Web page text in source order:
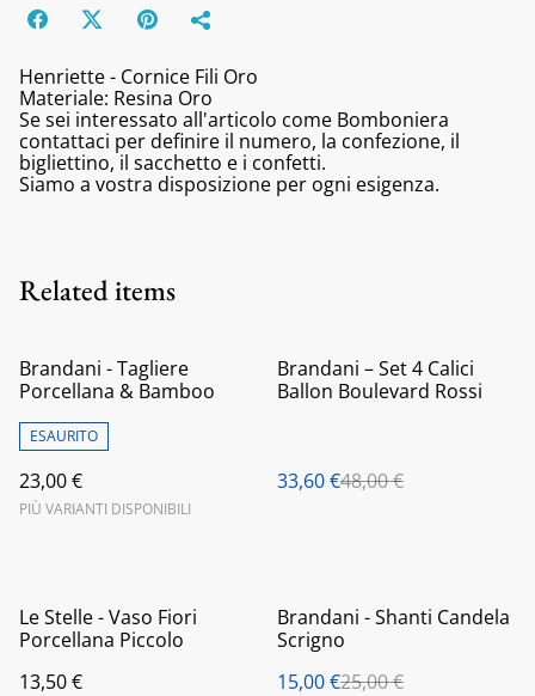
Henriette - Cornice Fili Oro
Materiale: Resina Oro
Se sei interessato all'articolo come Bomboniera
contattaci per definire il numero, la confezione, il
bigliettino, il sacchetto e i confetti.
Siamo a vostra disposizione per ogni esigenza.
Related items
Brandani - Tagliere
Porcellana & Bamboo
ESAURITO
23,00 €
PIÙ VARIANTI DISPONIBILI
%
Brandani – Set 4 Calici
Ballon Boulevard Rossi
33,60 €48,00 €
Le Stelle - Vaso Fiori
Porcellana Piccolo
13,50 €
%
Brandani - Shanti Candela
Scrigno
15,00 €25,00 €